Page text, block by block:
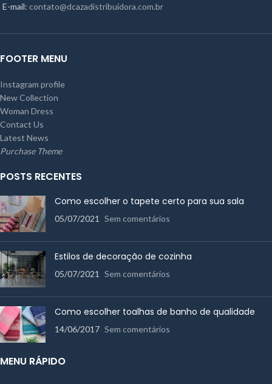
E-mail: contato@dcazadistribuidora.com.br
FOOTER MENU
Instagram profile
New Collection
Woman Dress
Contact Us
Latest News
Purchase Theme
POSTS RECENTES
Como escolher o tapete certo para sua sala
05/07/2021 Sem comentários
Estilos de decoração de cozinha
05/07/2021 Sem comentários
Como escolher toalhas de banho de qualidade
14/06/2017 Sem comentários
MENU RÁPIDO